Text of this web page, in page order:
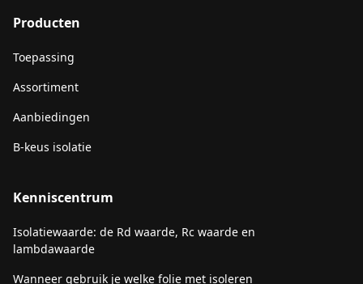
Producten
Toepassing
Assortiment
Aanbiedingen
B-keus isolatie
Kenniscentrum
Isolatiewaarde: de Rd waarde, Rc waarde en
lambdawaarde
Wanneer gebruik je welke folie met isoleren